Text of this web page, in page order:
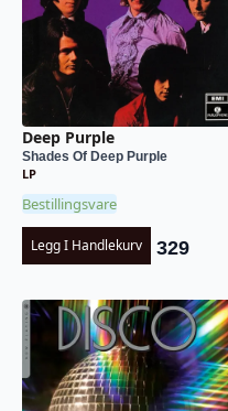
Deep Purple
Shades Of Deep Purple
LP
Bestillingsvare
Legg I Handlekurv 329